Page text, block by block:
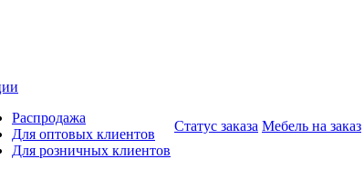
Распродажа
Для оптовых клиентов
Для розничных клиентов
Статус заказа Мебель на заказ